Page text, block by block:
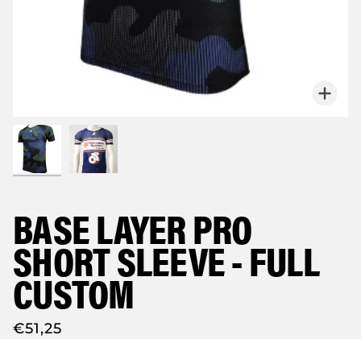
BASE LAYER PRO
SHORT SLEEVE - FULL
CUSTOM
€51,25